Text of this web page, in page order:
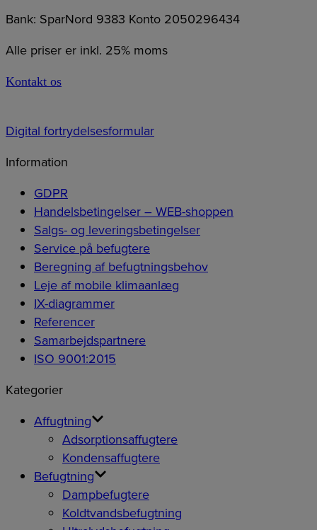
Bank: SparNord 9383 Konto 2050296434
Alle priser er inkl. 25% moms
Kontakt os
Digital fortrydelsesformular
Information
GDPR
Handelsbetingelser – WEB-shoppen
Salgs- og leveringsbetingelser
Service på befugtere
Beregning af befugtningsbehov
Leje af mobile klimaanlæg
IX-diagrammer
Referencer
Samarbejdspartnere
ISO 9001:2015
Kategorier
Affugtning
Adsorptionsaffugtere
Kondensaffugtere
Befugtning
Dampbefugtere
Koldtvandsbefugtning